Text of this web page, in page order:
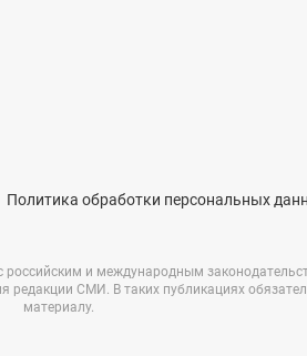
Политика обработки персональных
и международным
СМИ. В таких публикациях
материалу.